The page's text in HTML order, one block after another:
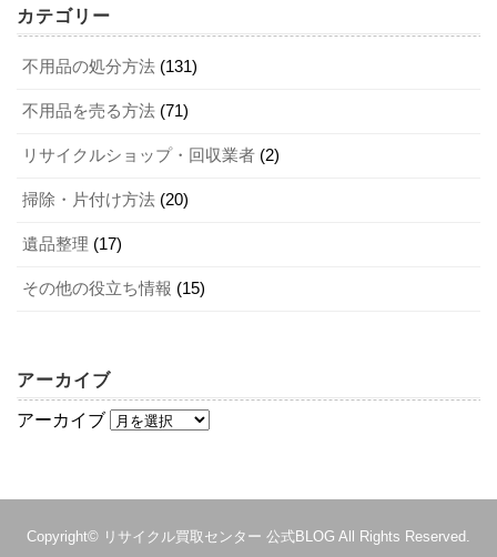
きないこともあります。たとえば、シングルベッドは回収
可能でもダブルベッドは不可だったり、スプリング入りマ
回収基準が異なるため、必ず確認しておきましょう。
関連記事 掃除機を買い替える時期と後悔しない選び方
2．買い替えでダブルベッドを処分する方法
ダブルベッドを買い替える場合は、販売業者で引き取り可
2-1．買い替えと同時に引き取りしてもらえる
者では、新規購入を促すために不要になったダブルベッド
ダブルベッドの処分は、以下のポイントに沿い、信頼でき
可能なものは買取している
買取不可のものを回収後は資源リサイクルに回してい
見積もりは無料
リーズナブルで分かりやすい費用システム
古物商許可を取得済み
なお、当リサイクル買取サービス
ポイントが見つかった場合があります。正当な理由による
ものなら、相場と考えることも必要です。
関連記事
まとめ
た。ダブルベッドは大きくて重さがあるため、自分で処分
するのは困難です。たとえば、買い替えるときは販売業者
ります。なお、買取してもらえないダブルベッドは不用品
回収業者に処分を依頼するといいでしょう。指定日時に回
収してくれるので、大変な思いをして運ぶ手間が省けま
カテゴリー
不用品の処分方法 (131)
不用品を売る方法 (71)
リサイクルショップ・回収業者 (2)
掃除・片付け方法 (20)
遺品整理 (17)
その他の役立ち情報 (15)
アーカイブ
アーカイブ
Copyright© リサイクル買取センター 公式BLOG All Rights Reserved.